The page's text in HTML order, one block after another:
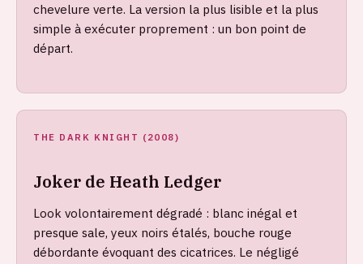
chevelure verte. La version la plus lisible et la plus
simple à exécuter proprement : un bon point de
départ.
THE DARK KNIGHT (2008)
Joker de Heath Ledger
Look volontairement dégradé : blanc inégal et
presque sale, yeux noirs étalés, bouche rouge
débordante évoquant des cicatrices. Le négligé